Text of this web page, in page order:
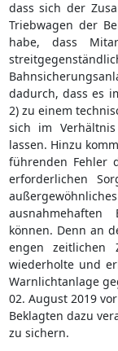
dass sich der
Triebwagen der
habe, dass
dadurch, dass es
2) zu einem
sich im
lassen. Hinzu
führenden Fehler
erforderlichen
können. Denn an
engen zeitlichen
wiederholte und
Warnlichtanlage
02. August 2019
Beklagten dazu
zu sichern.